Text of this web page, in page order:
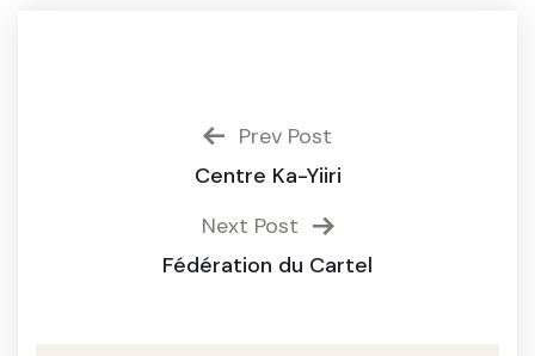
Prev Post
Centre Ka-Yiiri
Next Post
Fédération du Cartel